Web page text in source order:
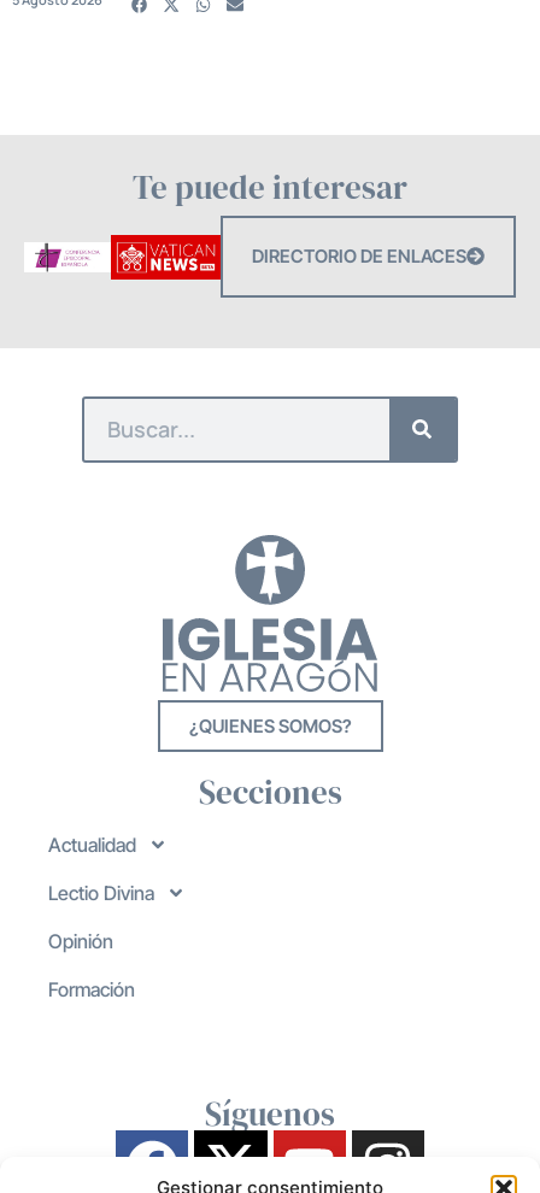
Gestionar consentimiento
Te puede interesar
DIRECTORIO DE ENLACES
¿QUIENES SOMOS?
Secciones
Actualidad
Lectio Divina
Opinión
Formación
Síguenos